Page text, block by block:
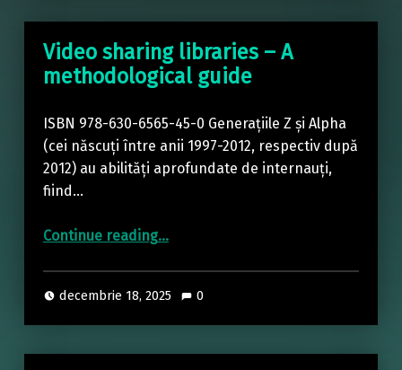
Video sharing libraries – A
methodological guide
ISBN 978-630-6565-45-0 Generațiile Z și Alpha
(cei născuți între anii 1997-2012, respectiv după
2012) au abilități aprofundate de internauți,
fiind…
Continue reading“Video sharing libraries – A methodological guide”
…
decembrie 18, 2025 0